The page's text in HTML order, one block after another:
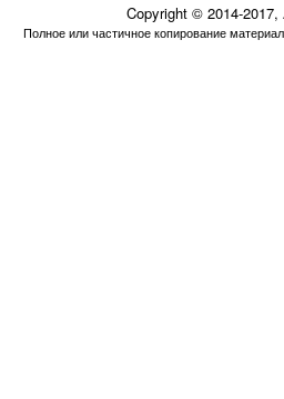
Copyright © 2014-
Полное или частичное копирование